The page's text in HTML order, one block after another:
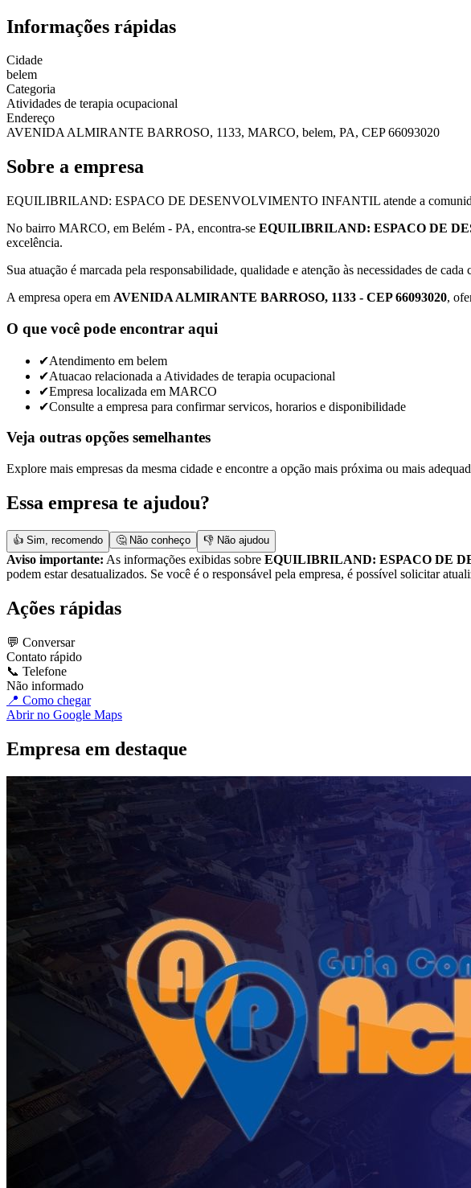
Informações rápidas
Cidade
belem
Categoria
Atividades de terapia ocupacional
Endereço
AVENIDA ALMIRANTE BARROSO, 1133, MARCO, belem, PA, CEP 66093020
Sobre a empresa
EQUILIBRILAND: ESPACO DE DESENVOLVIMENTO INFANTIL atende a
No bairro MARCO, em Belém - PA, encontra-se EQUILIBRILAND: ESPACO DE
excelência.
Sua atuação é marcada pela responsabilidade, qualidade e atenção às necessidades de cada
A empresa opera em AVENIDA ALMIRANTE BARROSO, 1133 - CEP 66093020,
O que você pode encontrar aqui
✔Atendimento em belem
✔Atuacao relacionada a Atividades de terapia ocupacional
✔Empresa localizada em MARCO
✔Consulte a empresa para confirmar servicos, horarios e disponibilidade
Veja outras opções semelhantes
Explore mais empresas da mesma cidade e encontre a opção mais próxima ou mais
Essa empresa te ajudou?
👍 Sim, recomendo 🤔 Não conheço 👎 Não ajudou
Aviso importante: As informações exibidas sobre EQUILIBRILAND: ESPACO DE
podem estar desatualizados. Se você é o responsável pela empresa, é possível solicitar
Ações rápidas
💬 Conversar
Contato rápido
📞 Telefone
Não informado
📍 Como chegar
Abrir no Google Maps
Empresa em destaque